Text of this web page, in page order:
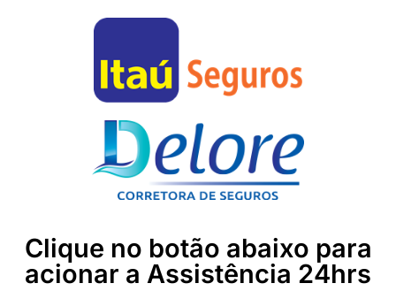
Clique no botão abaixo para
acionar a Assistência 24hrs